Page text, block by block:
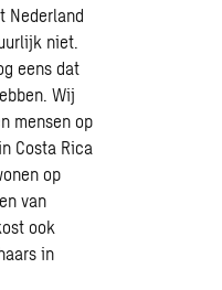
Nederland
niet.
eens dat
Wij
mensen op
Costa Rica
op
van
ook
in